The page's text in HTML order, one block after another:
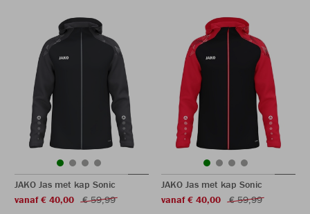
JAKO Jas met kap Sonic
vanaf € 40,00
€ 59,99
JAKO Jas met kap Sonic
vanaf € 40,00
€ 59,99